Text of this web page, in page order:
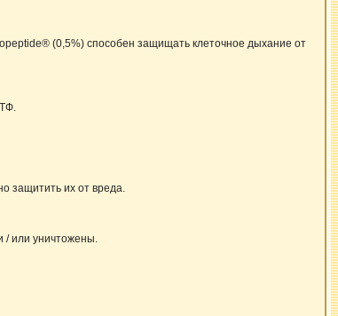
(0,5%) способен защищать клеточное дыхание от
защитить их от вреда.
/ или уничтожены.